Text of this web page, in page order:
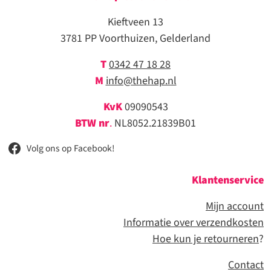
Kieftveen 13
3781 PP Voorthuizen, Gelderland
T0342 47 18 28
M info@thehap.nl
KvK09090543
BTW nr. NL8052.21839B01
Volg ons op Facebook!
Klantenservice
Mijn account
Informatie over verzendkosten
Hoe kun je retourneren?
Contact